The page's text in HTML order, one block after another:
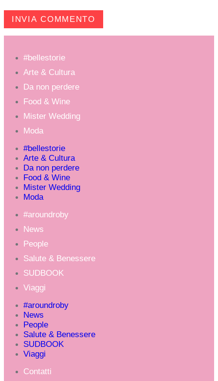
#bellestorie
Arte & Cultura
Da non perdere
Food & Wine
Mister Wedding
Moda
#bellestorie
Arte & Cultura
Da non perdere
Food & Wine
Mister Wedding
Moda
#aroundroby
News
People
Salute & Benessere
SUDBOOK
Viaggi
#aroundroby
News
People
Salute & Benessere
SUDBOOK
Viaggi
Contatti